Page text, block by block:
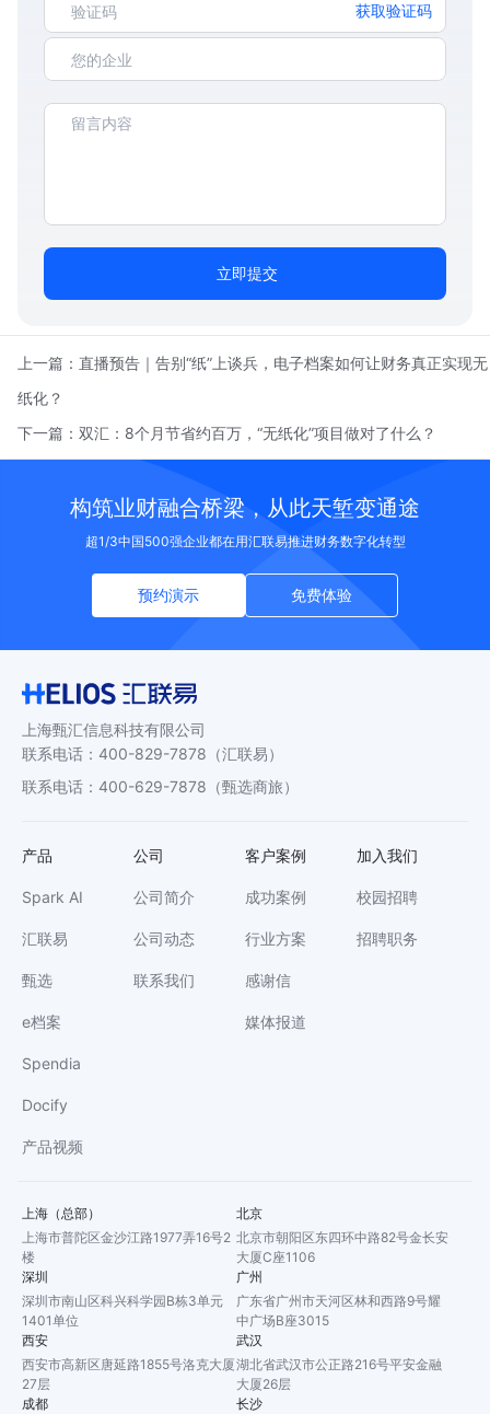
获取验证码
立即提交
上一篇： 直播预告｜告别“纸”上谈兵，电子档案如何让财务真正实现无
纸化？
下一篇： 双汇：8个月节省约百万，“无纸化”项目做对了什么？
构筑业财融合桥梁，从此天堑变通途
超1/3中国500强企业都在用汇联易推进财务数字化转型
预约演示 免费体验
上海甄汇信息科技有限公司
联系电话 ： 400-829-7878 （汇联易）
联系电话 ： 400-629-7878 （甄选商旅）
产品
Spark AI
汇联易
甄选
e档案
Spendia
Docify
产品视频
公司
公司简介
公司动态
联系我们
客户案例
成功案例
行业方案
感谢信
媒体报道
加入我们
校园招聘
招聘职务
上海（总部）
上海市普陀区金沙江路1977弄16号2
楼
北京
北京市朝阳区东四环中路82号金长安
大厦C座1106
深圳
深圳市南山区科兴科学园B栋3单元
1401单位
广州
广东省广州市天河区林和西路9号耀
中广场B座3015
西安
西安市高新区唐延路1855号洛克大厦
27层
武汉
湖北省武汉市公正路216号平安金融
大厦26层
成都
长沙